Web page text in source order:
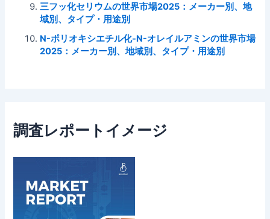
三フッ化セリウムの世界市場2025：メーカー別、地
域別、タイプ・用途別
N-ポリオキシエチル化-N-オレイルアミンの世界市場
2025：メーカー別、地域別、タイプ・用途別
調査レポートイメージ